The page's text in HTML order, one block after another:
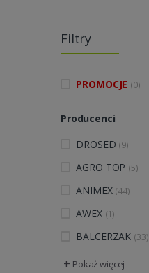
Filtry
PROMOCJE (0)
Producenci
DROSED (9)
AGRO TOP (5)
ANIMEX (44)
AWEX (1)
BALCERZAK (33)
+ Pokaż więcej